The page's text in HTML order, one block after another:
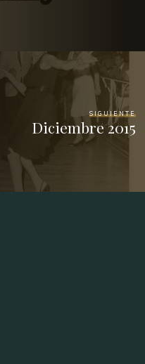
SIGUIENTE
Diciembre 2015